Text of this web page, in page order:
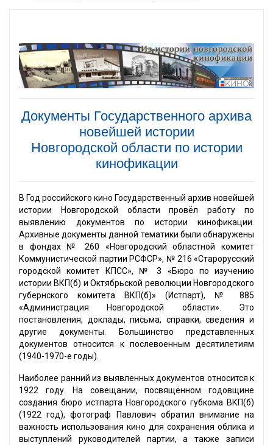
Документы Государственного архива
новейшей истории
Новгородской области по истории
кинофикации
В Год российского кино Государственный архив новейшей
истории Новгородской области провёл работу по
выявлению документов по истории кинофикации.
Архивные документы данной тематики были обнаружены
в фондах № 260 «Новгородский областной комитет
Коммунистической партии РСФСР», № 216 «Старорусский
городской комитет КПСС», № 3 «Бюро по изучению
истории ВКП(б) и Октябрьской революции Новгородского
губернского комитета ВКП(б)» (Истпарт), № 885
«Администрация Новгородской области». Это
постановления, доклады, письма, справки, сведения и
другие документы. Большинство представленных
документов относится к послевоенным десятилетиям
(1940-1970-е годы).
Наиболее ранний из выявленных документов относится к
1922 году. На совещании, посвящённом годовщине
создания бюро истпарта Новгородского губкома ВКП(б)
(1922 год), фотограф Павлович обратил внимание на
важность использования кино для сохранения облика и
выступлений руководителей партии, а также записи